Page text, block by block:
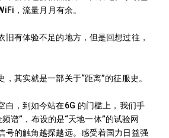
，流量月月有余。
旧有体验不足的地方，但是回想过往，
，其实就是一部关于“距离”的征服史。
白，到如今站在6G 的门槛上，我们手
谱”，布设的是“天地一体”的试验网
号的触角越探越远。感受着国力日益强